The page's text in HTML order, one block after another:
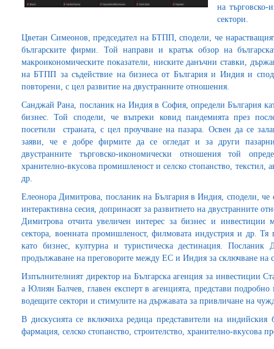
на търговско-
сектори.
Цветан Симеонов, председател на БТПП, сподели, че
българските фирми. Той направи и кратък обзор на
макроикономическите показатели, ниските данъчни ставки,
на БТПП за съдействие на бизнеса от България и Индия и
повторени, с цел развитие на двустранните отношения.
Санджай Рана, посланик на Индия в София, определи България
бизнес. Той сподели, че въпреки ковид пандемията през
посетили страната, с цел проучване на пазара. Освен да се
заяви, че е добре фирмите да се огледат и за други
двустранните търговско-икономически отношения той
хранително-вкусова промишленост и селско стопанство, текстил,
др.
Елеонора Димитрова, посланик на България в Индия, сподели,
интерактивна сесия, допринасят за развитието на двустранните
Димитрова отчита увеличен интерес за бизнес и
сектора, военната промишленост, филмовата индустрия и др. Тя
като бизнес, културна и туристическа дестинация.
продължаване на преговорите между ЕС и Индия за сключване на
Изпълнителният директор на Българска агенция за инвестиции
а Юлиян Балчев, главен експерт в агенцията, представи подробно
водещите сектори и стимулите на държавата за привличане на
В дискусията се включиха редица представители на индийския
фармация, селско стопанство, строителство, хранително-вкусова